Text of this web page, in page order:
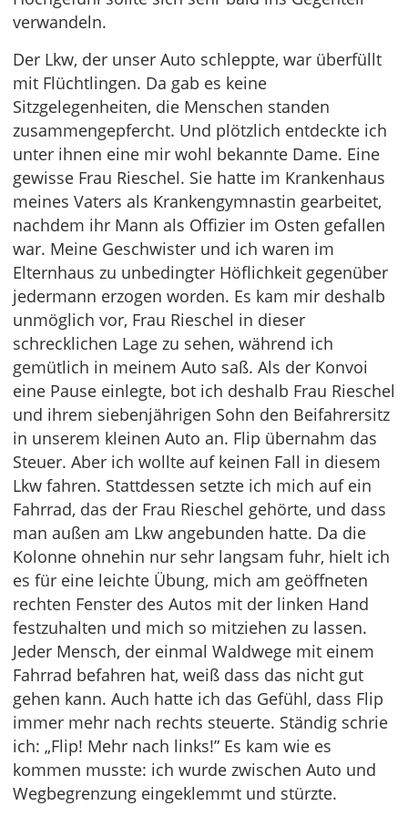
verwandeln.
Der Lkw, der unser Auto schleppte, war überfüllt
mit Flüchtlingen. Da gab es keine
Sitzgelegenheiten, die Menschen standen
zusammengepfercht. Und plötzlich entdeckte ich
unter ihnen eine mir wohl bekannte Dame. Eine
gewisse Frau Rieschel. Sie hatte im Krankenhaus
meines Vaters als Krankengymnastin gearbeitet,
nachdem ihr Mann als Offizier im Osten gefallen
war. Meine Geschwister und ich waren im
Elternhaus zu unbedingter Höflichkeit gegenüber
jedermann erzogen worden. Es kam mir deshalb
unmöglich vor, Frau Rieschel in dieser
schrecklichen Lage zu sehen, während ich
gemütlich in meinem Auto saß. Als der Konvoi
eine Pause einlegte, bot ich deshalb Frau Rieschel
und ihrem siebenjährigen Sohn den Beifahrersitz
in unserem kleinen Auto an. Flip übernahm das
Steuer. Aber ich wollte auf keinen Fall in diesem
Lkw fahren. Stattdessen setzte ich mich auf ein
Fahrrad, das der Frau Rieschel gehörte, und dass
man außen am Lkw angebunden hatte. Da die
Kolonne ohnehin nur sehr langsam fuhr, hielt ich
es für eine leichte Übung, mich am geöffneten
rechten Fenster des Autos mit der linken Hand
festzuhalten und mich so mitziehen zu lassen.
Jeder Mensch, der einmal Waldwege mit einem
Fahrrad befahren hat, weiß dass das nicht gut
gehen kann. Auch hatte ich das Gefühl, dass Flip
immer mehr nach rechts steuerte. Ständig schrie
ich: „Flip! Mehr nach links!” Es kam wie es
kommen musste: ich wurde zwischen Auto und
Wegbegrenzung eingeklemmt und stürzte.